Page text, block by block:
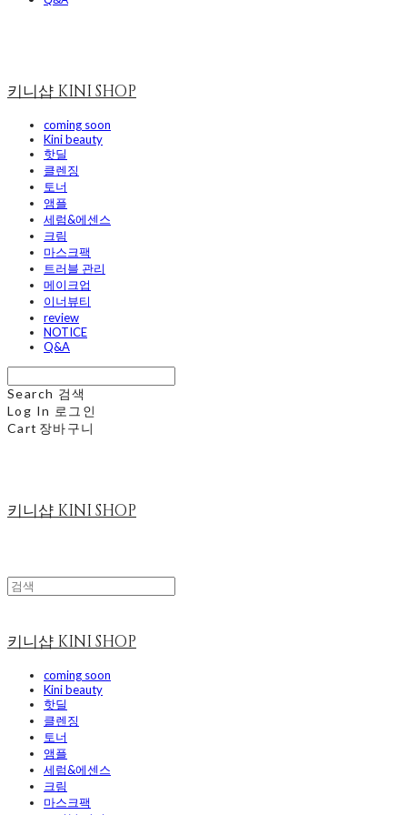
키니샵 KINI SHOP
coming soon
Kini beauty
핫딜
클렌징
토너
앰플
세럼&에센스
크림
마스크팩
트러블 관리
메이크업
이너뷰티
review
NOTICE
Q&A
Search 검색
Log In 로그인
Cart 장바구니
키니샵 KINI SHOP
키니샵 KINI SHOP
coming soon
Kini beauty
핫딜
클렌징
토너
앰플
세럼&에센스
크림
마스크팩